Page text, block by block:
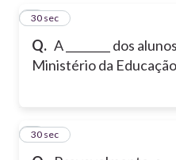
Q. A ________ dos
Ministério da
5
30 sec
6
30 sec